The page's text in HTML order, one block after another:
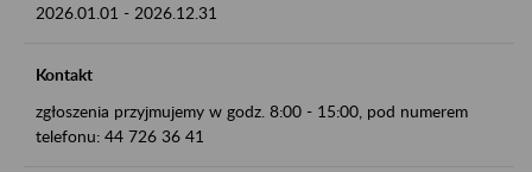
2026.01.01 - 2026.12.31
Kontakt
zgłoszenia przyjmujemy w godz. 8:00 - 15:00, pod numerem
telefonu: 44 726 36 41